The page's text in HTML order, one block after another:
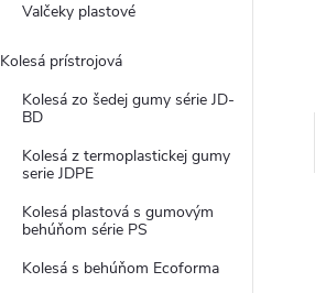
Valčeky plastové
Kolesá prístrojová
Kolesá zo šedej gumy série JD-
BD
Kolesá z termoplastickej gumy
serie JDPE
Kolesá plastová s gumovým
behúňom série PS
Kolesá s behúňom Ecoforma